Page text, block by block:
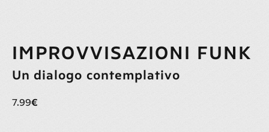
IMPROVVISAZIONI FUNK
7.99€